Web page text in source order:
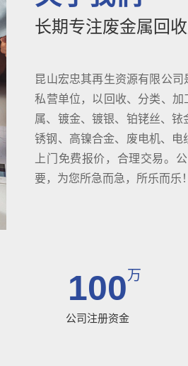
长期专注废金属回
昆山宏忠其再生资源有限公
私营单位，以回收、分类、
属、镀金、镀银、铂铑丝、
锈钢、高镍合金、废电机、
上门免费报价，合理交易。
要，为您所急而急，所乐而乐！
100万
公司注册资金